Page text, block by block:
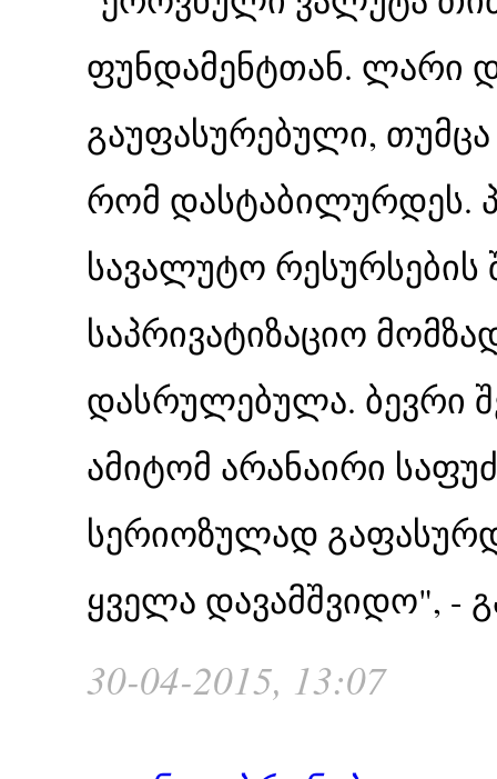
ფუნდამენტთან. ლარი
გაუფასურებული,
რომ დასტაბილურდეს.
სავალუტო რესურსების
საპრივატიზაციო
დასრულებულა. ბევრი
ამიტომ არანაირი
სერიოზულად
ყველა დავამშვიდო", -
30-04-2015, 13:07